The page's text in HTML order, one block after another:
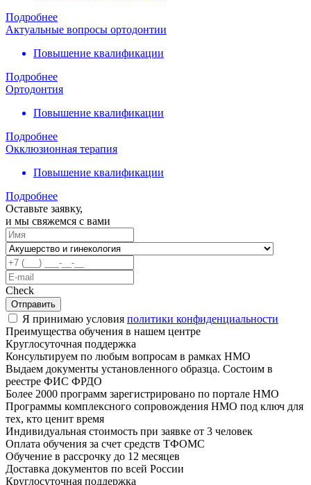
Подробнее
Актуальные вопросы ортодонтии
Повышение квалификации
Подробнее
Ортодонтия
Повышение квалификации
Подробнее
Окклюзионная терапия
Повышение квалификации
Подробнее
Оставьте заявку,
и мы свяжемся с вами
Check
Отправить
Я принимаю условия политики конфиденциальности
Преимущества обучения в нашем центре
Круглосуточная поддержка
Консультируем по любым вопросам в рамках НМО
Выдаем документы установленного образца. Состоим в
реестре ФИС ФРДО
Более 2000 программ зарегистрировано по портале НМО
Программы комплексного сопровождения НМО под ключ для
тех, кто ценит время
Индивидуальная стоимость при заявке от 3 человек
Оплата обучения за счет средств ТФОМС
Обучение в рассрочку до 12 месяцев
Доставка документов по всей России
Круглосуточная поддержка